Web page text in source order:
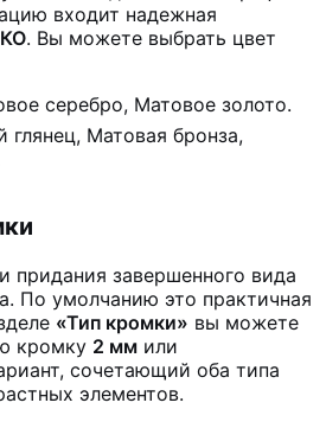
входит надежная
. Вы можете выбрать цвет
серебро, Матовое золото.
глянец, Матовая бронза,
придания завершенного вида
По умолчанию это практичная
«Тип кромки» вы можете
кромку 2 мм или
сочетающий оба типа
элементов.